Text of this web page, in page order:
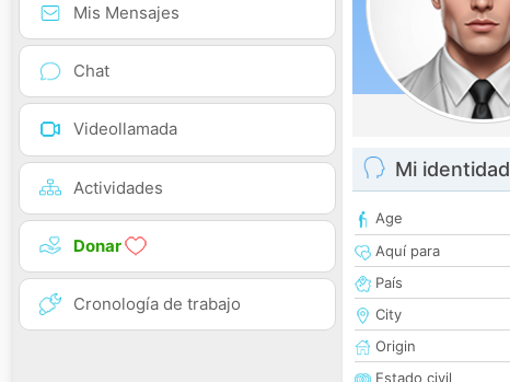
Mis Mensajes
Chat
Videollamada
Actividades
Donar
Cronología de trabajo
Mi identidad
Age
Aquí para
País
City
Origin
Estado civil